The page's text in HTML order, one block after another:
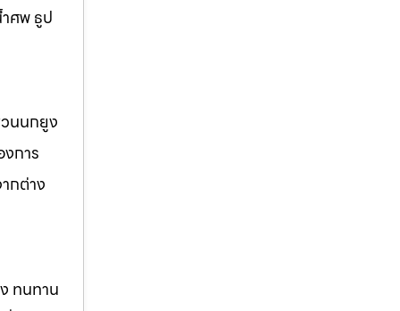
ศพ ธูป
นนกยูง
การ
กต่าง
ทนทาน